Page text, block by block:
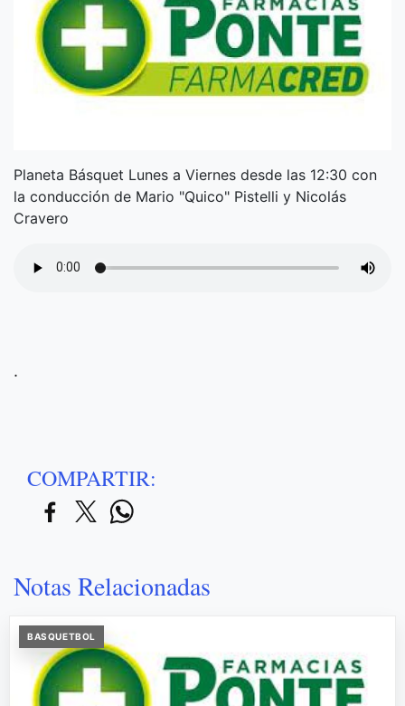
Planeta Básquet Lunes a Viernes desde las 12:30 con
la conducción de Mario "Quico" Pistelli y Nicolás
Cravero
.
COMPARTIR:
Notas Relacionadas
BASQUETBOL